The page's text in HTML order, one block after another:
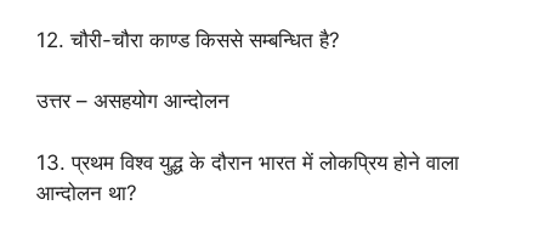
12. चौरी-चौरा काण्ड किससे सम्बन्धित है?
उत्तर – असहयोग आन्दोलन
13. प्रथम विश्व युद्ध के दौरान भारत में लोकप्रिय होने वाला
आन्दोलन था?